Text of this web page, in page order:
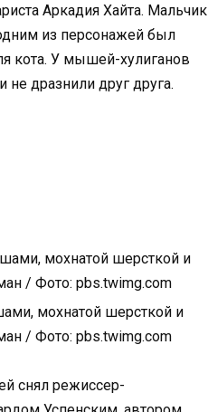
Аркадия Хайта. Мальчик
из персонажей был
кота. У мышей-хулиганов
дразнили друг друга.
мохнатой шерсткой и
/ Фото: pbs.twimg.com
снял режиссер-